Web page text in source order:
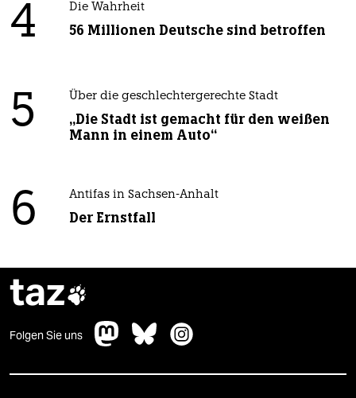
4 Die Wahrheit
56 Millionen Deutsche sind betroffen
5 Über die geschlechtergerechte Stadt
„Die Stadt ist gemacht für den weißen
Mann in einem Auto“
6 Antifas in Sachsen-Anhalt
Der Ernstfall
taz
Folgen Sie uns